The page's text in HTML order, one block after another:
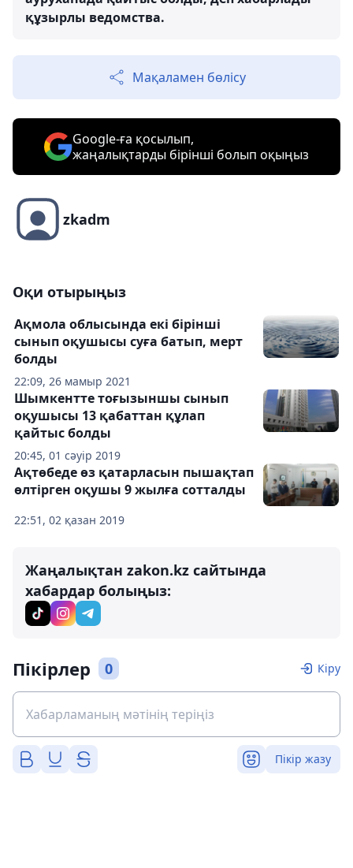
құзырлы ведомства.
Мақаламен бөлісу
Google-ға қосылып,
жаңалықтарды бірінші болып оқыңыз
zkadm
Оқи отырыңыз
22:09, 26 мамыр 2021
Ақмола облысында екі бірінші
сынып оқушысы суға батып, мерт
болды
20:45, 01 сәуір 2019
Шымкентте тоғызыншы сынып
оқушысы 13 қабаттан құлап
қайтыс болды
22:51, 02 қазан 2019
Ақтөбеде өз қатарласын пышақтап
өлтірген оқушы 9 жылға сотталды
Жаңалықтан zakon.kz сайтында
хабардар болыңыз:
Пікірлер 0 Кіру
Пікір жазу